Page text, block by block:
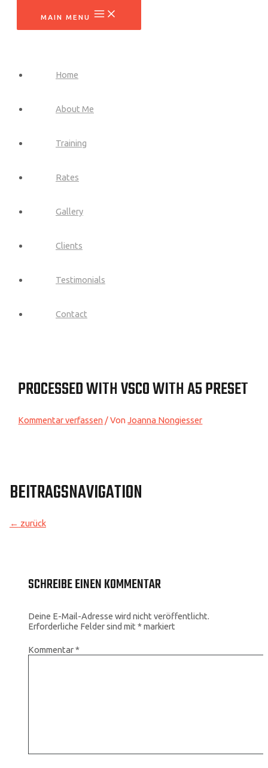
MAIN MENU
Home
About Me
Training
Rates
Gallery
Clients
Testimonials
Contact
PROCESSED WITH VSCO WITH A5 PRESET
Kommentar verfassen / VonJoanna Nongiesser
BEITRAGSNAVIGATION
← zurück
SCHREIBE EINEN KOMMENTAR
Deine E-Mail-Adresse wird nicht veröffentlicht.
Erforderliche Felder sind mit*markiert
Kommentar*